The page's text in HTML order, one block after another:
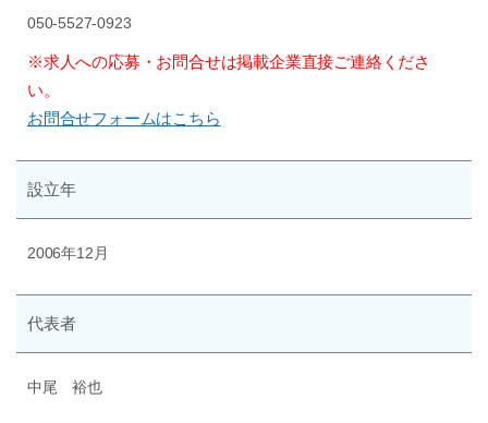
050-5527-0923
※求人への応募・お問合せは掲載企業直接ご連絡くださ
い。
お問合せフォームはこちら
設立年
2006年12月
代表者
中尾 裕也